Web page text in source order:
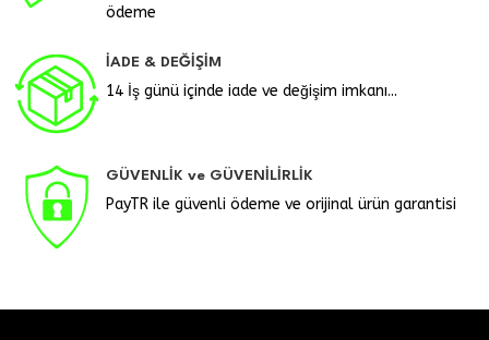
ödeme
İADE & DEĞİŞİM
14 İş günü içinde iade ve değişim imkanı...
GÜVENLİK ve GÜVENİLİRLİK
PayTR ile güvenli ödeme ve orijinal ürün garantisi